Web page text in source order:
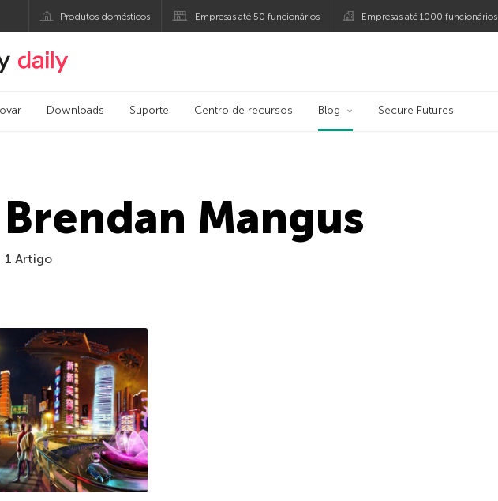
Produtos domésticos Empresas até 50 funcionários Empresas até 1000 funcionários
Blog oficial da Kaspersky
Downloads Suporte Centro de recursos Blog Secure Futures
Brendan Mangus
1 Artigo